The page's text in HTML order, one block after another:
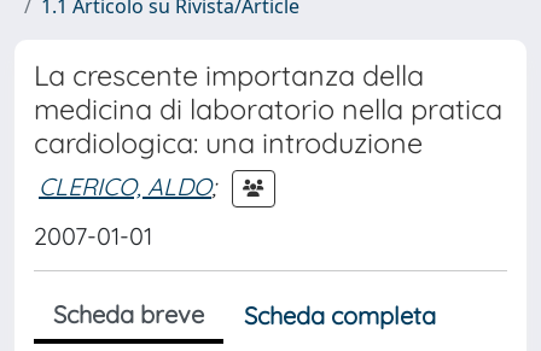
1.1 Articolo su Rivista/Article
La crescente importanza della
medicina di laboratorio nella pratica
cardiologica: una introduzione
CLERICO, ALDO;
2007-01-01
Scheda breve
Scheda completa